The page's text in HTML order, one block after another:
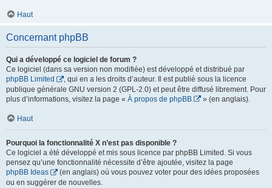
Haut
Concernant phpBB
Qui a développé ce logiciel de forum ?
Ce logiciel (dans sa version non modifiée) est développé et distribué par
phpBB Limited
, qui en a les droits d’auteur. Il est publié sous la licence
publique générale GNU version 2 (GPL-2.0) et peut être diffusé librement. Pour
plus d’informations, visitez la page « À propos de phpBB » (en anglais).
Haut
Pourquoi la fonctionnalité X n’est pas disponible ?
Ce logiciel a été développé et mis sous licence par phpBB Limited. Si vous
pensez qu’une fonctionnalité nécessite d’être ajoutée, visitez la page
phpBB Ideas
(en anglais) où vous pouvez voter pour des idées proposées
ou en suggérer de nouvelles.